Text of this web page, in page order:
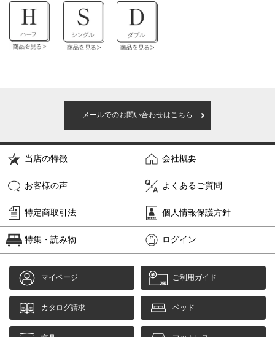
メールでのお問い合わせはこちら
当店の特徴 会社概要
お客様の声 よくあるご質問
特定商取引法 個人情報保護方針
特集・読み物 ログイン
マイページ ご利用ガイド
カタログ請求 ベッド